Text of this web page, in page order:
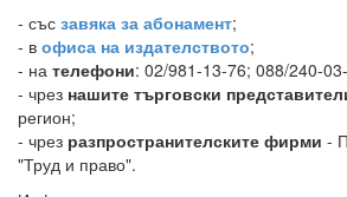
- със завяка за абонамент;
- в офиса на издателството;
- на телефони: 02/981-13-76; 088/240-
- чрез нашите търговски
регион;
- чрез разпространителските фирми -
"Труд и право".